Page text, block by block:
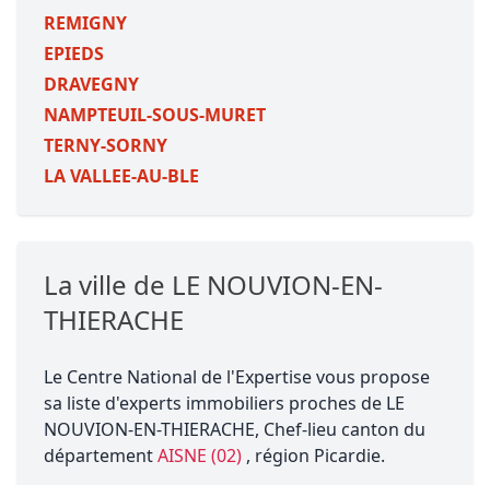
REMIGNY
EPIEDS
DRAVEGNY
NAMPTEUIL-SOUS-MURET
TERNY-SORNY
LA VALLEE-AU-BLE
La ville de LE NOUVION-EN-
THIERACHE
Le Centre National de l'Expertise vous propose
sa liste d'experts immobiliers proches de LE
NOUVION-EN-THIERACHE, Chef-lieu canton du
départementAISNE (02) , région Picardie.